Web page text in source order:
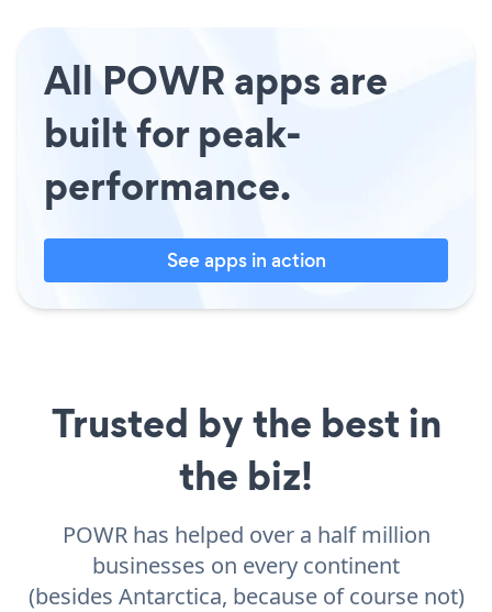
All POWR apps are
built for peak-
performance.
See apps in action
Trusted by the best in
the biz!
POWR has helped over a half million
businesses on every continent
(besides Antarctica, because of course not)